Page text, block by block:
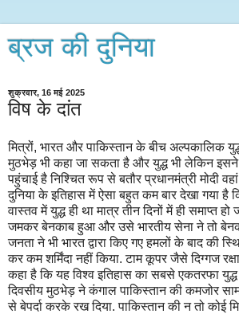
ब्रज की दुनिया
शुक्रवार, 16 मई 2025
विष के दांत
मित्रों, भारत और पाकिस्तान के बीच अल्पकालिक
मुठभेड़ भी कहा जा सकता है और युद्ध भी लेकिन इसने
पहुंचाई है निश्चित रूप से बतौर प्रधानमंत्री मोदी
दुनिया के इतिहास में ऐसा बहुत कम बार देखा गया है
वास्तव में युद्ध ही था मात्र तीन दिनों में ही समाप्त
जमकर बेनकाब हुआ और उसे भारतीय सेना ने तो
जनता ने भी भारत द्वारा किए गए हमलों के बाद की
कर कम शर्मिंदा नहीं किया. टाम कूपर जैसे दिग्गज
कहा है कि यह विश्व इतिहास का सबसे एकतरफा
दिवसीय मुठभेड़ ने कंगाल पाकिस्तान की कमजोर
से बेपर्दा करके रख दिया. पाकिस्तान की न तो कोई